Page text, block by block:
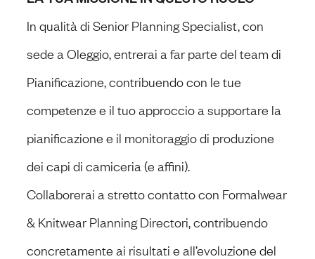
In qualità di Senior Planning Specialist, con
sede a Oleggio, entrerai a far parte del team di
Pianificazione, contribuendo con le tue
competenze e il tuo approccio a supportare la
pianificazione e il monitoraggio di produzione
dei capi di camiceria (e affini).
Collaborerai a stretto contatto con Formalwear
& Knitwear Planning Directori, contribuendo
concretamente ai risultati e all’evoluzione del